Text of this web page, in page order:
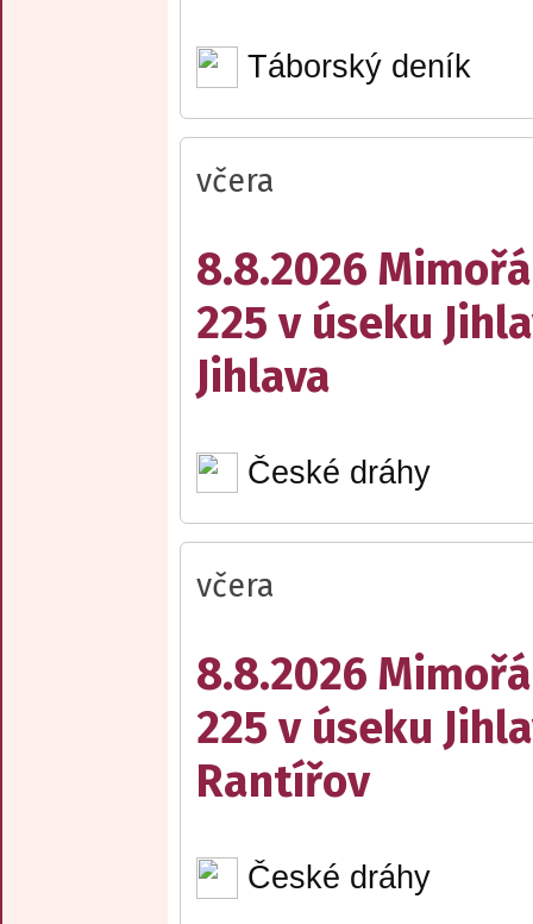
Táborský deník
včera
8.8.2026
225 v úseku
Jihlava
České dráhy
včera
8.8.2026
225 v úseku
Rantířov
České dráhy